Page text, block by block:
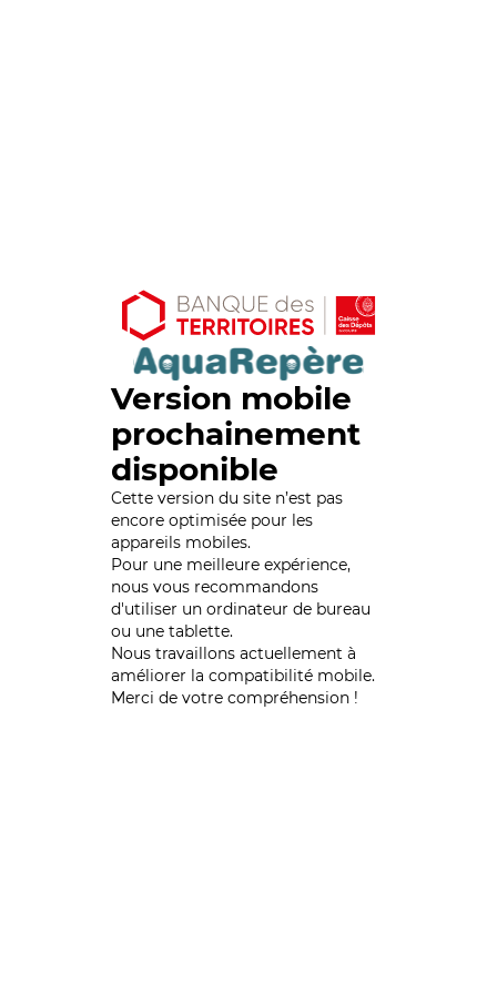
Version mobile
prochainement
disponible
Cette version du site n’est pas
encore optimisée pour les
appareils mobiles.
Pour une meilleure expérience,
nous vous recommandons
d'utiliser un ordinateur de bureau
ou une tablette.
Nous travaillons actuellement à
améliorer la compatibilité mobile.
Merci de votre compréhension !